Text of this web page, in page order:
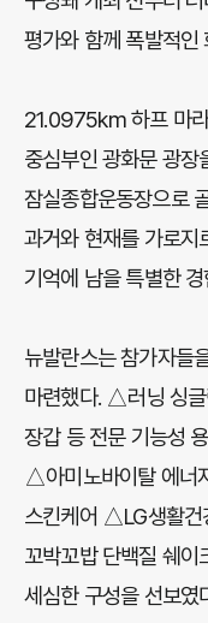
평가와 함께 폭발적인
21.0975km 하프 마
중심부인 광화문 광
잠실종합운동장으로
과거와 현재를 가로지
기억에 남을 특별한
뉴발란스는 참가자들
마련했다. △러닝 싱
장갑 등 전문 기능성
△아미노바이탈 에
스킨케어 △LG생활
꼬박꼬밥 단백질 쉐
세심한 구성을 선보였